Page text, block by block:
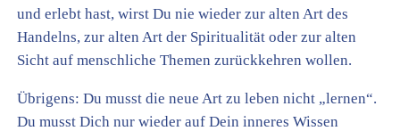
und erlebt hast, wirst Du nie wieder zur alten Art des
Handelns, zur alten Art der Spiritualität oder zur alten
Sicht auf menschliche Themen zurückkehren wollen.
Übrigens: Du musst die neue Art zu leben nicht „lernen“.
Du musst Dich nur wieder auf Dein inneres Wissen